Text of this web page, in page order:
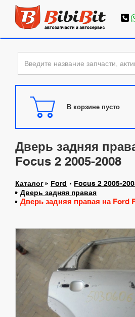
В корзине пусто
Дверь задняя
Focus 2 2005-2008
Каталог Ford Focus 2 2005-
Дверь задняя правая
Дверь задняя правая на Ford